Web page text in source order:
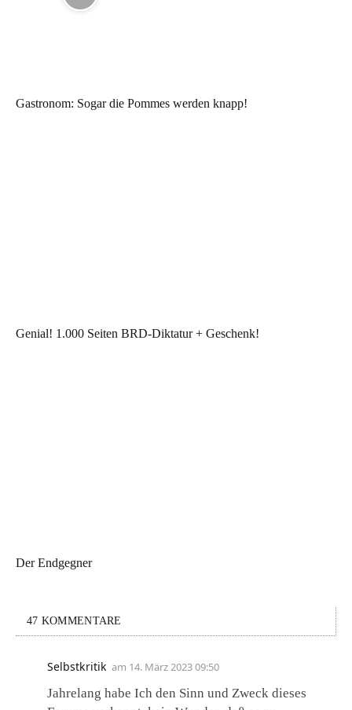
Gastronom: Sogar die Pommes werden knapp!
Genial! 1.000 Seiten BRD-Diktatur + Geschenk!
Der Endgegner
47 KOMMENTARE
Selbstkritik am 14. März 2023 09:50
Jahrelang habe Ich den Sinn und Zweck dieses